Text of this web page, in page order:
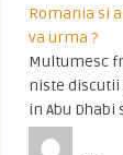
Romania si
va urma ?
Multumesc
niste discutii
in Abu